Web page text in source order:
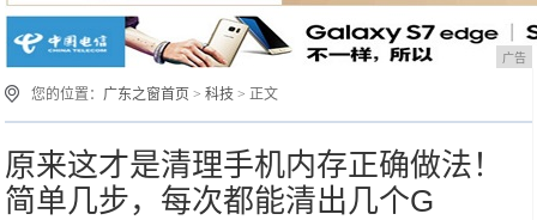
广告
您的位置： 广东之窗首页 >科技 > 正文
原来这才是清理手机内存正确做法！
简单几步，每次都能清出几个G